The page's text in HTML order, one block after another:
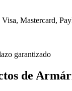
Visa, Mastercard,
garantizado
de